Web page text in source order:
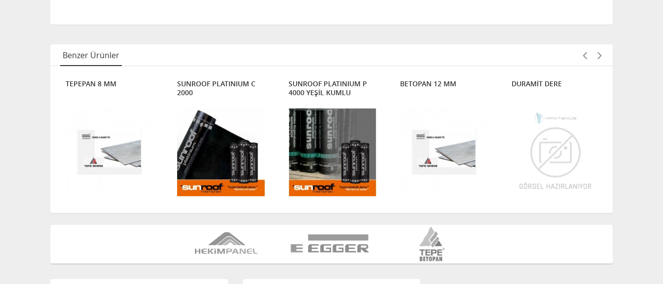
Benzer Ürünler
TEPEPAN 8 MM
SUNROOF PLATINIUM C
2000
SUNROOF PLATINIUM P
4000 YEŞİL KUMLU
BETOPAN 12 MM DURAMİT DERE